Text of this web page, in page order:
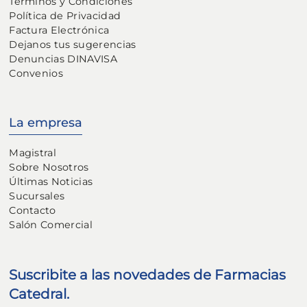
Política de Privacidad
Factura Electrónica
Dejanos tus sugerencias
Denuncias DINAVISA
Convenios
La empresa
Magistral
Sobre Nosotros
Últimas Noticias
Sucursales
Contacto
Salón Comercial
Suscribite a las novedades de Farmacias
Catedral.